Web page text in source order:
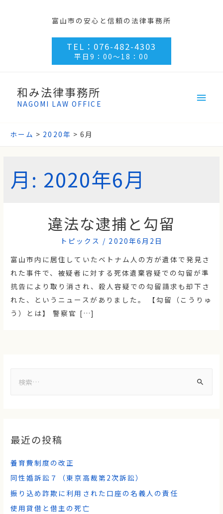
富山市の安心と信頼の法律事務所
TEL：076-482-4303
平日9：00～18：00
和み法律事務所
NAGOMI LAW OFFICE
ホーム 2020年 6月
月: 2020年6月
違法な逮捕と勾留
トピックス / 2020年6月2日
富山市内に居住していたベトナム人の方が遺体で発見さ
れた事件で、被疑者に対する死体遺棄容疑での勾留が準
抗告により取り消され、殺人容疑での勾留請求も却下さ
れた、というニュースがありました。 【勾留（こうりゅ
う）とは】 警察官 […]
最近の投稿
養育費制度の改正
同性婚訴訟７（東京高裁第2次訴訟）
振り込め詐欺に利用された口座の名義人の責任
使用貸借と借主の死亡